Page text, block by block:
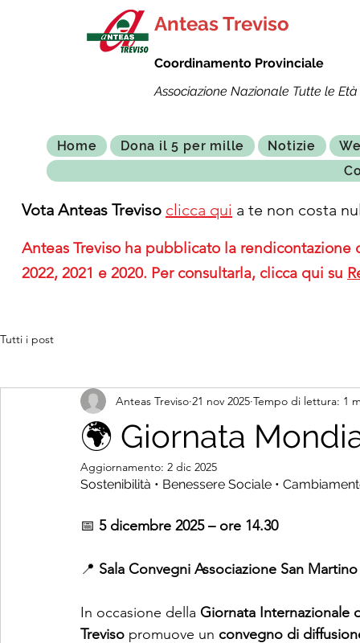
Anteas Treviso
Coordinamento Provinciale
Associazione Nazionale Tutte le
Home Dona il 5 per mille Notizie
Vota Anteas Treviso clicca qui a te non costa
Anteas Treviso ha pubblicato la
2022, 2021 e 2020. Per consultarla, clicca qui su
Tutti i post
🌍 Giornata
Anteas Treviso 21 nov 2025 Tempo di lettura: 1
Aggiornamento: 2 dic 2025
Sostenibilità • Benessere Sociale •
📅 5 dicembre 2025 – ore 14.30
📍 Sala Convegni Associazione San
In occasione della Giornata Internazionale
Treviso promuove un convegno di